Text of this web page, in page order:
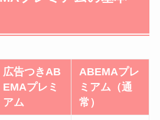
広告つきAB
EMAプレミ
アム
ABEMAプレ
ミアム（通
常）